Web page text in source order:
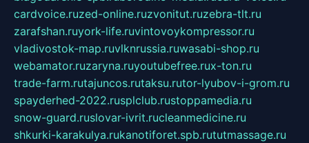
cardvoice.ruzed-online.ruzvonitut.ruzebra-tlt.ru
zarafshan.ruyork-life.ruvintovoykompressor.ru
vladivostok-map.ruvlknrussia.ruwasabi-shop.ru
webamator.ruzaryna.ruyoutubefree.rux-ton.ru
trade-farm.rutajuncos.rutaksu.rutor-lyubov-i-grom.ru
spayderhed-2022.rusplclub.rustoppamedia.ru
snow-guard.ruslovar-ivrit.rucleanmedicine.ru
shkurki-karakulya.rukanotiforet.spb.rututmassage.ru